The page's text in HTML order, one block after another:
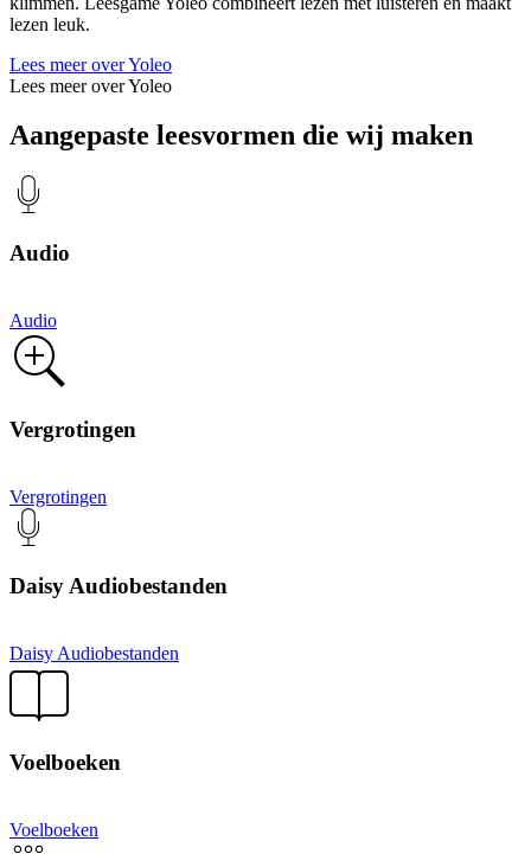
lezen leuk.
Lees meer over Yoleo
Lees meer over Yoleo
Aangepaste leesvormen die wij maken
Audio
Audio
Vergrotingen
Vergrotingen
Daisy Audiobestanden
Daisy Audiobestanden
Voelboeken
Voelboeken